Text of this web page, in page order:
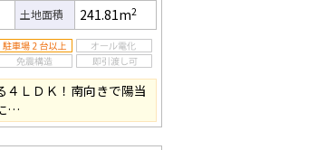
土地面積 241.81m2
ＬＤＫ！南向きで陽当
…